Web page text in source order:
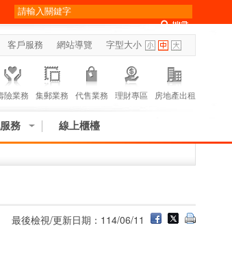
客戶服務 網站導覽 字型大小
險業務 集郵業務 代售業務 理財專區 房地產出租
務 線上櫃檯
最後檢視/更新日期：114/06/11